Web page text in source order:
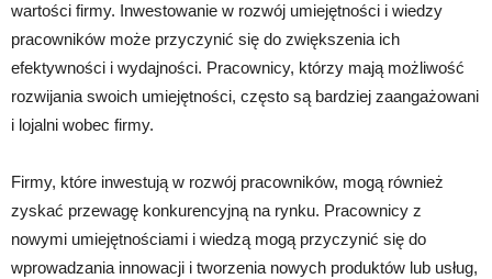
wartości firmy. Inwestowanie w rozwój umiejętności i wiedzy
pracowników może przyczynić się do zwiększenia ich
efektywności i wydajności. Pracownicy, którzy mają możliwość
rozwijania swoich umiejętności, często są bardziej zaangażowani
i lojalni wobec firmy.
Firmy, które inwestują w rozwój pracowników, mogą również
zyskać przewagę konkurencyjną na rynku. Pracownicy z
nowymi umiejętnościami i wiedzą mogą przyczynić się do
wprowadzania innowacji i tworzenia nowych produktów lub usług,